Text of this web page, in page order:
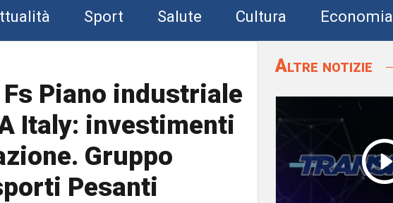
Sport Salute Cultura Economia
Piano industriale
Italy: investimenti
Gruppo
Pesanti
Altre notizie